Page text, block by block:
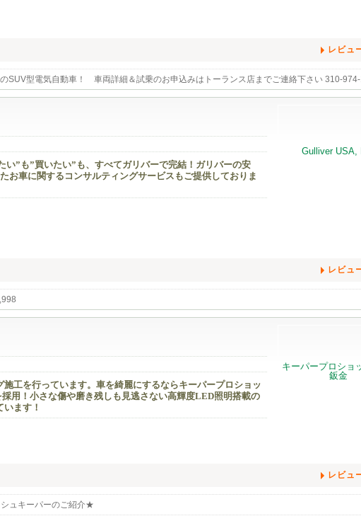
レビュ
SUV型電気自動車！ 車両詳細＆試乗のお申込みはトーランス店までご連絡下さい 310-
”も”買いたい”も、すべてガリバーで完結！ガリバーの安
お車に関するコンサルティングサービスもご提供しておりま
レビュ
工を行っています。車を綺麗にするならキーパープロショッ
用！小さな傷や磨き残しも見逃さない高輝度LED照明搭載の
ます！
レビュ
シュキーパーのご紹介★